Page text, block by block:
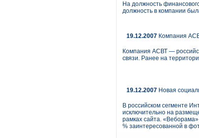
На должность
должность в компании
19.12.2007 Компания
Компания АСВТ —
связи. Ранее на
19.12.2007 Новая
В российском сегменте
исключительно на
рамках сайта.
% заинтересованной в